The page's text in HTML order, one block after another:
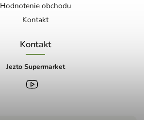
Hodnotenie obchodu
Kontakt
Kontakt
Jezto Supermarket